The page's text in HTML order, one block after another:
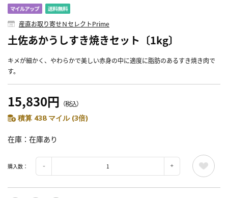
産直お取り寄せＮセレクトPrime
土佐あかうしすき焼きセット〔1kg〕
キメが細かく、やわらかで美しい赤身の中に適度に脂肪のあるすき焼き肉で
す。
15,830円 （税込）
積算 438 マイル (3倍)
在庫 在庫あり
購入数：